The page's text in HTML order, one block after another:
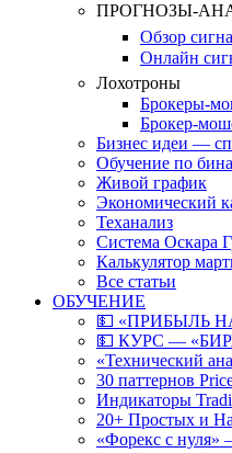
ПРОГНОЗЫ-
Обзор
Онлайн
Лохотроны
Брокеры-
Брокер-
Бизнес идеи —
Обучение по
Живой график
Экономический
Теханализ
Система Оскара
Калькулятор
Все статьи
ОБУЧЕНИЕ
💵 «ПРИБЫЛЬ
💵 КУРС —
«Технический
30 паттернов
Индикаторы
20+ Простых и
«Форекс с